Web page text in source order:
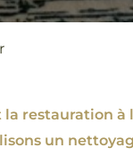
la restauration
un